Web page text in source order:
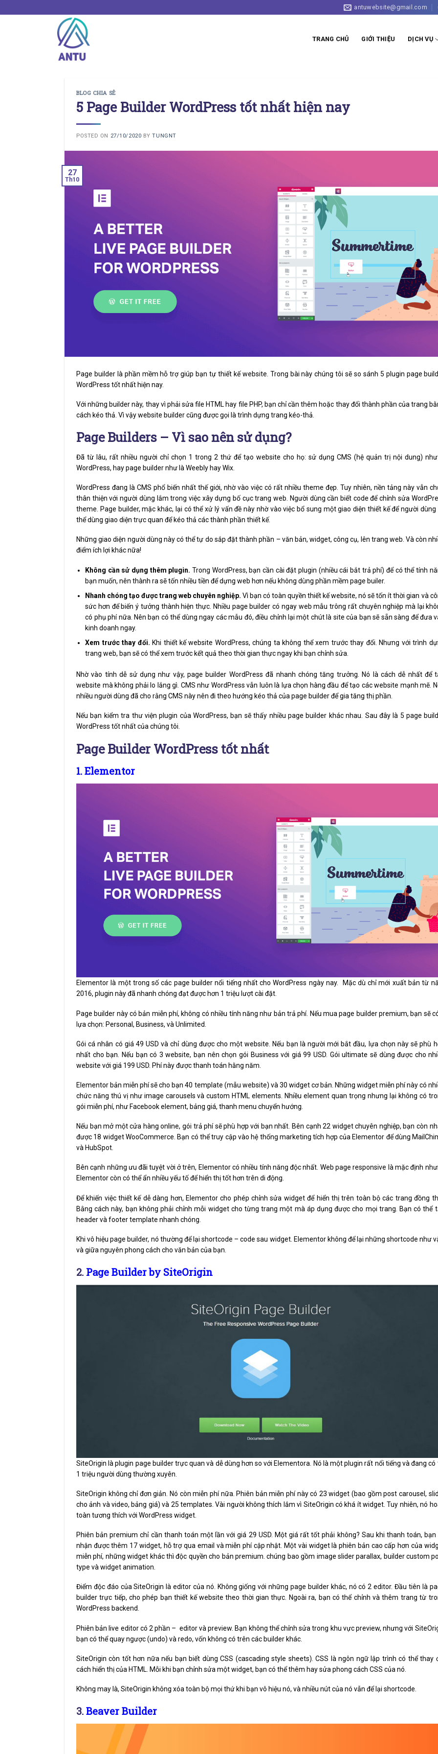
to
antuwebsite@gmail.com
TRANG CHỦ GIỚI THIỆU DỊCH VỤ
BLOG CHIA SẺ
5 Page Builder WordPress tốt nhất hiện nay
POSTED ON 27/10/2020 BYTUNGNT
27
Th10
Page builder là phần mềm hỗ trợ giúp bạn tự thiết kế website. Trong bài này chúng tôi sẽ so sánh 5 plugin page
WordPress tốt nhất hiện nay.
Với những builder này, thay vì phải sửa file HTML hay file PHP, bạn chỉ cần thêm hoặc thay đổi thành phần của trang
cách kéo thả. Vì vậy website builder cũng được gọi là trình dựng trang kéo-thả.
Page Builders – Vì sao nên sử dụng?
Đã từ lâu, rất nhiều người chỉ chọn 1 trong 2 thứ để tạo website cho họ: sử dụng CMS (hệ quản trị nội dung)
WordPress, hay page builder như là Weebly hay Wix.
WordPress đang là CMS phổ biến nhất thế giới, nhờ vào việc có rất nhiều theme đẹp. Tuy nhiên, nền tảng này vẫn
thân thiện với người dùng lắm trong việc xây dựng bố cục trang web. Người dùng cần biết code để chỉnh sửa
theme. Page builder, mặc khác, lại có thể xử lý vấn đề này nhờ vào việc bổ sung một giao diện thiết kế để người dùng
thể dùng giao diện trực quan để kéo thả các thành phần thiết kế.
Những giao diện người dùng này có thể tự do sắp đặt thành phần – văn bản, widget, công cụ, lên trang web. Và còn
điểm ích lợi khác nữa!
Không cần sử dụng thêm plugin. Trong WordPress, bạn cần cài đặt plugin (nhiều cái bắt trả phí) để có thể tính
bạn muốn, nên thành ra sẽ tốn nhiều tiền để dựng web hơn nếu không dùng phần mềm page builer.
Nhanh chóng tạo được trang web chuyên nghiệp. Vì bạn có toàn quyền thiết kế website, nó sẽ tốn ít thời gian và
sức hơn để biến ý tưởng thành hiện thực. Nhiều page builder có ngay web mẫu trông rất chuyên nghiệp mà lại
có phụ phí nữa. Nên bạn có thể dùng ngay các mẫu đó, điều chỉnh lại một chút là site của bạn sẽ sẵn sàng để đưa
kinh doanh ngay.
Xem trước thay đổi. Khi thiết kế website WordPress, chúng ta không thể xem trước thay đổi. Nhưng với trình
trang web, bạn sẽ có thể xem trước kết quả theo thời gian thực ngay khi bạn chỉnh sửa.
Nhờ vào tính dễ sử dụng như vậy, page builder WordPress đã nhanh chóng tăng trưởng. Nó là cách dễ nhất để
website mà không phải lo lắng gì. CMS như WordPress vẫn luôn là lựa chọn hàng đầu để tạo các website mạnh mẽ.
nhiều người dùng đã cho rằng CMS này nên đi theo hướng kéo thả của page builder để gia tăng thị phần.
Nếu bạn kiểm tra thư viện plugin của WordPress, bạn sẽ thấy nhiều page builder khác nhau. Sau đây là 5 page
WordPress tốt nhất của chúng tôi.
Page Builder WordPress tốt nhất
1. Elementor
Elementor là một trong số các page builder nổi tiếng nhất cho WordPress ngày nay. Mặc dù chỉ mới xuất bản từ
2016, plugin này đã nhanh chóng đạt được hơn 1 triệu lượt cài đặt.
Page builder này có bản miễn phí, không có nhiều tính năng như bản trả phí. Nếu mua page builder premium, bạn sẽ
lựa chọn: Personal, Business, và Unlimited.
Gói cá nhân có giá 49 USD và chỉ dùng được cho một website. Nếu bạn là người mới bắt đầu, lựa chọn này sẽ phù
nhất cho bạn. Nếu bạn có 3 website, bạn nên chọn gói Business với giá 99 USD. Gói ultimate sẽ dùng được cho
website với giá 199 USD. Phí này được thanh toán hằng năm.
Elementor bản miễn phí sẽ cho bạn 40 template (mẫu website) và 30 widget cơ bản. Những widget miễn phí này có
chức năng thú vị như image carousels và custom HTML elements. Nhiều element quan trọng nhưng lại không có
gói miễn phí, như Facebook element, bảng giá, thanh menu chuyển hướng.
Nếu bạn mở một cửa hàng online, gói trả phí sẽ phù hợp với bạn nhất. Bên cạnh 22 widget chuyên nghiệp, bạn còn
được 18 widget WooCommerce. Bạn có thể truy cập vào hệ thống marketing tích hợp của Elementor để dùng
và HubSpot.
Bên cạnh những ưu đãi tuyệt vời ở trên, Elementor có nhiều tính năng độc nhất. Web page responsive là mặc định
Elementor còn có thể ẩn nhiều yếu tố để hiển thị tốt hơn trên di động.
Để khiến việc thiết kế dễ dàng hơn, Elementor cho phép chỉnh sửa widget để hiển thị trên toàn bộ các trang đồng
Bằng cách này, bạn không phải chỉnh mỗi widget cho từng trang một mà áp dụng được cho mọi trang. Bạn có thể
header và footer template nhanh chóng.
Khi vô hiệu page builder, nó thường để lại shortcode – code sau widget. Elementor không để lại những shortcode như
và giữa nguyên phong cách cho văn bản của bạn.
2. Page Builder by SiteOrigin
SiteOrigin là plugin page builder trực quan và dễ dùng hơn so với Elementora. Nó là một plugin rất nổi tiếng và đang có
1 triệu người dùng thường xuyên.
SiteOrigin không chỉ đơn giản. Nó còn miễn phí nữa. Phiên bản miễn phí này có 23 widget (bao gồm post carousel,
cho ảnh và video, bảng giá) và 25 templates. Vài người không thích lắm vì SiteOrigin có khá ít widget. Tuy nhiên, nó
toàn tương thích với WordPress widget.
Phiên bản premium chỉ cần thanh toán một lần với giá 29 USD. Một giá rất tốt phải không? Sau khi thanh toán, bạn
nhận được thêm 17 widget, hỗ trợ qua email và miễn phí cập nhật. Một vài widget là phiên bản cao cấp hơn của
miễn phí, những widget khác thì độc quyền cho bản premium. chúng bao gồm image slider parallax, builder custom
type và widget animation.
Điểm độc đáo của SiteOrigin là editor của nó. Không giống với những page builder khác, nó có 2 editor. Đầu tiên là
builder trực tiếp, cho phép bạn thiết kế website theo thời gian thực. Ngoài ra, bạn có thể chỉnh và thêm trang từ
WordPress backend.
Phiên bản live editor có 2 phần – editor và preview. Bạn không thể chỉnh sửa trong khu vực preview, nhưng với
bạn có thể quay ngược (undo) và redo, vốn không có trên các builder khác.
SiteOrigin còn tốt hơn nữa nếu bạn biết dùng CSS (cascading style sheets). CSS là ngôn ngữ lập trình có thể thay
cách hiển thị của HTML. Mỗi khi bạn chỉnh sửa một widget, bạn có thể thêm hay sửa phong cách CSS của nó.
Không may là, SiteOrigin không xóa toàn bộ mọi thứ khi bạn vô hiệu nó, và nhiều nút của nó vẫn để lại shortcode.
3.Beaver Builder